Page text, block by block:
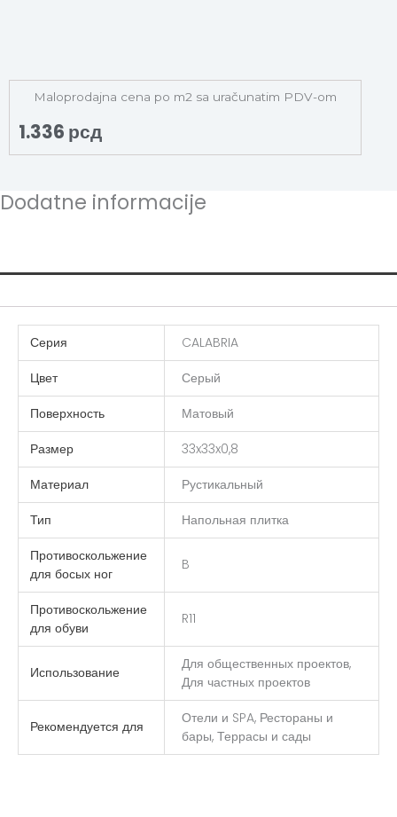
Maloprodajna cena po m2 sa uračunatim PDV-om
1.336 рсд
Dodatne informacije
Серия
CALABRIA
Цвет
Серый
Поверхность
Матовый
Размер
33x33x0,8
Материал
Рустикальный
Тип
Напольная плитка
Противоскольжение
для босых ног
B
Противоскольжение
для обуви
R11
Использование
Для общественных проектов,
Для частных проектов
Рекомендуется для
Отели и SPA, Рестораны и
бары, Террасы и сады